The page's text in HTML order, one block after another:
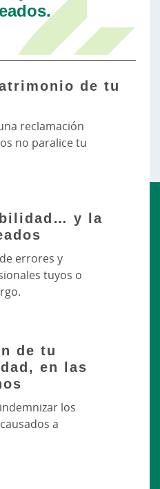
de tu
reclamación
no paralice tu
y la
errores y
tuyos o
de tu
en las
los
a